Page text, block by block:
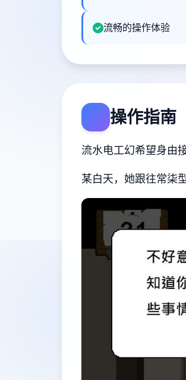
流畅的操作体验
操作指南
流水电工幻希望身由
某白天，她跟往常柒